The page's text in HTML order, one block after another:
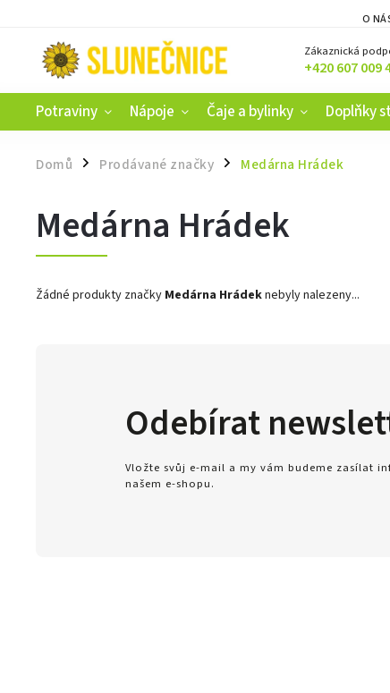
O
Zákaznická
+420 607 009
Potraviny Nápoje Čaje a bylinky Doplňky
Domů / Prodávané značky / Medárna Hrádek
Medárna Hrádek
Žádné produkty značky Medárna Hrádeknebyly nalezeny...
Odebírat
Vložte svůj e-mail a my vám budeme zasílat
našem e-shopu.